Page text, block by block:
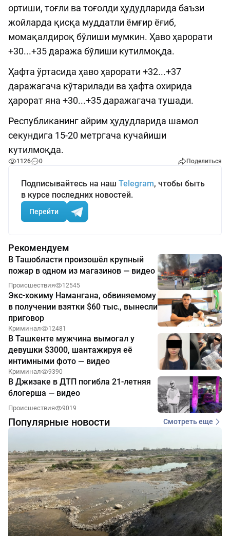
ортиши, тоғли ва тоғолди ҳудудларида баъзи
жойларда қисқа муддатли ёмғир ёғиб,
момақалдироқ бўлиши мумкин. Ҳаво ҳарорати
+30...+35 даража бўлиши кутилмоқда.
Ҳафта ўртасида ҳаво ҳарорати +32...+37
даражагача кўтарилади ва ҳафта охирида
ҳарорат яна +30...+35 даражагача тушади.
Республиканинг айрим ҳудудларида шамол
секундига 15-20 метргача кучайиши
кутилмоқда.
1126 0 Поделиться
Подписывайтесь на наш Telegram, чтобы быть
в курсе последних новостей.
Перейти
Рекомендуем
В Ташобласти произошёл крупный
пожар в одном из магазинов — видео
Происшествия 12545
Экс-хокиму Намангана, обвиняемому
в получении взятки $60 тыс., вынесли
приговор
Криминал 12481
В Ташкенте мужчина вымогал у
девушки $3000, шантажируя её
интимными фото — видео
Криминал 9390
В Джизаке в ДТП погибла 21-летняя
блогерша — видео
Происшествия 9019
Популярные новости Смотреть еще